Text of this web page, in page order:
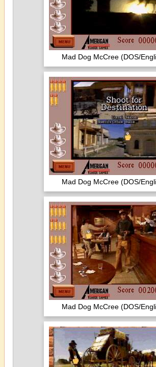
Mad Dog McCree (DOS/
Mad Dog McCree (DOS/
Mad Dog McCree (DOS/